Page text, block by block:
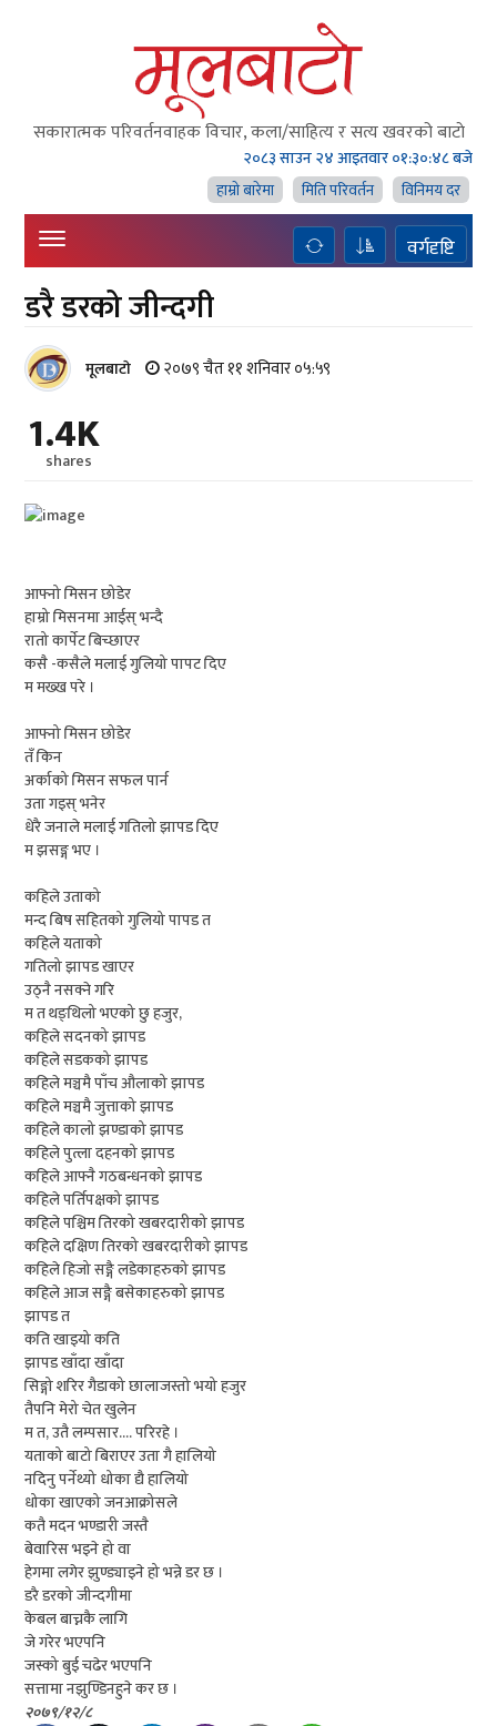
सकारात्मक परिवर्तनवाहक विचार, कला/साहित्य र सत्य खवरको बाटाे
२०८३ साउन २४ आइतवार०१:३०:४८ बजे
हाम्राे बारेमा
मिति परिवर्तन विनिमय दर
वर्गदृष्टि
डरै डरको जीन्दगी
मूलबाटाे २०७९ चैत ११ शनिवार ०५:५९
1.4K
shares
आफ्नो मिसन छोडेर
हाम्रो मिसनमा आईस् भन्दै
रातो कार्पेट बिच्छाएर
कसै -कसैले मलाई गुलियो पापट दिए
म मख्ख परे ।
आफ्नो मिसन छोडेर
तँ किन
अर्काको मिसन सफल पार्न
उता गइस् भनेर
धेरै जनाले मलाई गतिलो झापड दिए
म झसङ्ग भए ।
कहिले उताको
मन्द बिष सहितको गुलियो पापड त
कहिले यताको
गतिलो झापड खाएर
उठ्नै नसक्ने गरि
म त थङ्थिलो भएको छु हजुर,
कहिले सदनको झापड
कहिले सडकको झापड
कहिले मञ्चमै पाँच औलाको झापड
कहिले मञ्चमै जुत्ताको झापड
कहिले कालो झण्डाको झापड
कहिले पुत्ला दहनको झापड
कहिले आफ्नै गठबन्धनको झापड
कहिले पर्तिपक्षको झापड
कहिले पश्चिम तिरको खबरदारीको झापड
कहिले दक्षिण तिरको खबरदारीको झापड
कहिले हिजो सङ्गै लडेकाहरुको झापड
कहिले आज सङ्गै बसेकाहरुको झापड
झापड त
कति खाइयो कति
झापड खाँदा खाँदा
सिङ्गो शरिर गैडाको छालाजस्तो भयो हजुर
तैपनि मेरो चेत खुलेन
म त, उतै लम्पसार…. परिरहे ।
यताको बाटो बिराएर उता गै हालियो
नदिनु पर्नेथ्यो धोका द्यै हालियो
धोका खाएको जनआक्रोसले
कतै मदन भण्डारी जस्तै
बेवारिस भइने हो वा
हेगमा लगेर झुण्ड्याइने हो भन्ने डर छ ।
डरै डरको जीन्दगीमा
केबल बाच्नकै लागि
जे गरेर भएपनि
जस्को बुई चढेर भएपनि
सत्तामा नझुण्डिनहुने कर छ ।
२०७९/१२/८